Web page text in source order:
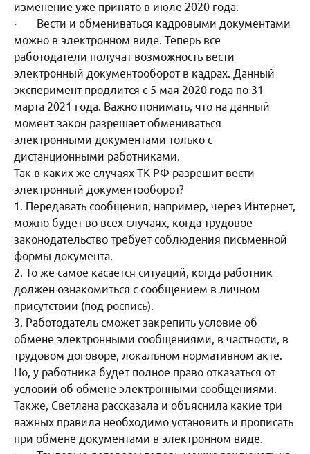
изменение уже принято в июле 2020 года.
· Вести и обмениваться кадровыми документами
можно в электронном виде. Теперь все
работодатели получат возможность вести
электронный документооборот в кадрах. Данный
эксперимент продлится с 5 мая 2020 года по 31
марта 2021 года. Важно понимать, что на данный
момент закон разрешает обмениваться
электронными документами только с
дистанционными работниками.
Так в каких же случаях ТК РФ разрешит вести
электронный документооборот?
1. Передавать сообщения, например, через Интернет,
можно будет во всех случаях, когда трудовое
законодательство требует соблюдения письменной
формы документа.
2. То же самое касается ситуаций, когда работник
должен ознакомиться с сообщением в личном
присутствии (под роспись).
3. Работодатель сможет закрепить условие об
обмене электронными сообщениями, в частности, в
трудовом договоре, локальном нормативном акте.
Но, у работника будет полное право отказаться от
условий об обмене электронными сообщениями.
Также, Светлана рассказала и объяснила какие три
важных правила необходимо установить и прописать
при обмене документами в электронном виде.